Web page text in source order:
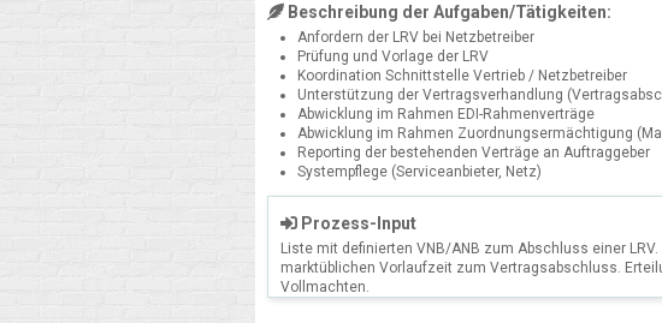
Beschreibung der Aufgaben/Tätigkeiten:
Anfordern der LRV bei Netzbetreiber
Prüfung und Vorlage der LRV
Koordination Schnittstelle Vertrieb / Netzbetreiber
Unterstützung der Vertragsverhandlung
Abwicklung im Rahmen EDI-Rahmenverträge
Abwicklung im Rahmen Zuordnungsermächtigung
Reporting der bestehenden Verträge an Auftraggeber
Systempflege (Serviceanbieter, Netz)
Prozess-Input
Liste mit definierten VNB/ANB zum Abschluss einer
marktüblichen Vorlaufzeit zum Vertragsabschluss.
Vollmachten.